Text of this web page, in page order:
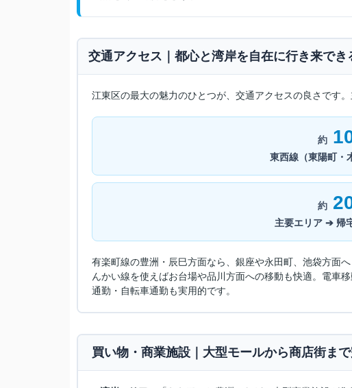
交通アクセス｜都心と湾岸を自在に行き来でき
江東区の最大の魅力のひとつが、交通アクセスの良さです
約
東西線（東陽町・
約
主要エリア ➔ 帰
有楽町線の豊洲・辰巳方面なら、銀座や永田町、池袋方面
んかい線を使えばお台場や品川方面への移動も快適。電車
通勤・自転車通勤も実用的です。
買い物・商業施設｜大型モールから商店街ま